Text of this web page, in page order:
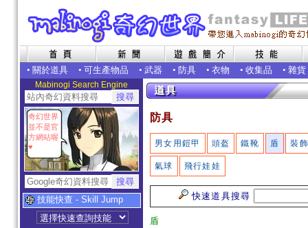
• 關於道具 • 可生產物品 • 武器 • 防具 • 衣物 • 收集品 • 雜貨
Mabinogi Search Engine
奇幻世界
並不是官
方網站喔
♥
技能快查 - Skill Jump
防具
男女用鎧甲 頭盔 鐵靴 盾 裝
氣球 飛行娃娃
快速道具搜尋
盾